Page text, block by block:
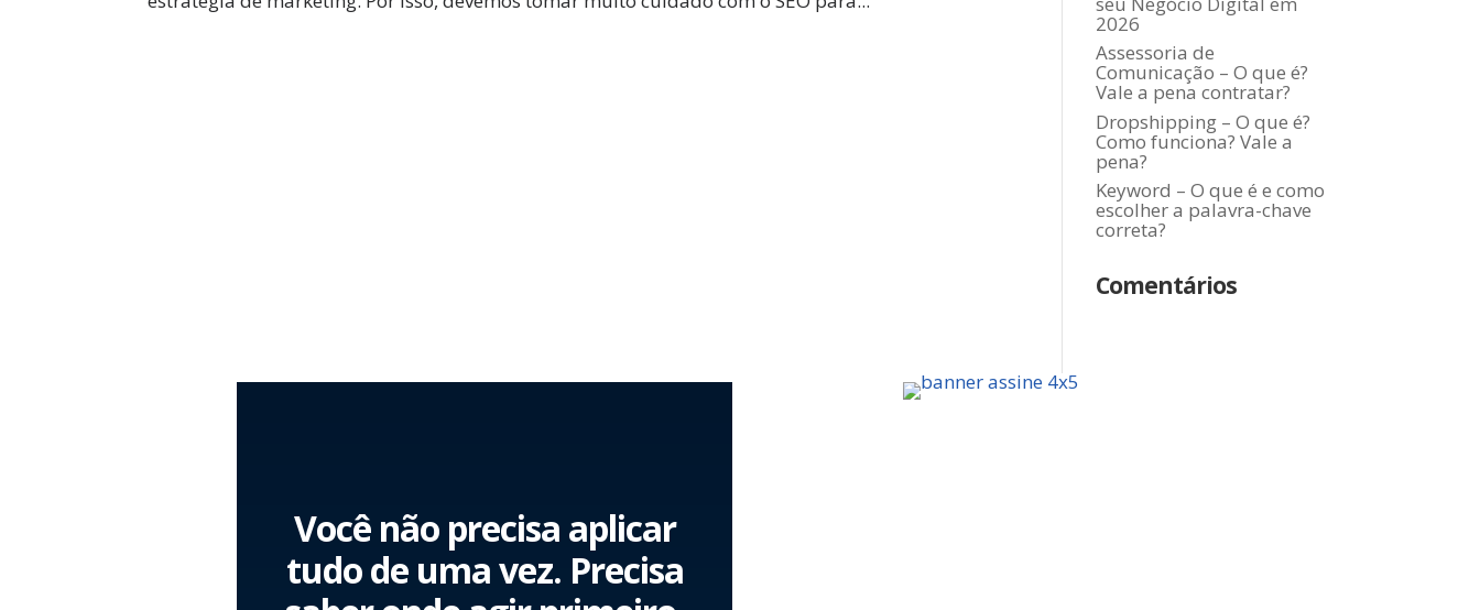
2026
Assessoria de
Comunicação – O que é?
Vale a pena contratar?
Dropshipping – O que é?
Como funciona? Vale a
pena?
Keyword – O que é e como
escolher a palavra-chave
correta?
Comentários
Você não precisa aplicar
tudo de uma vez. Precisa